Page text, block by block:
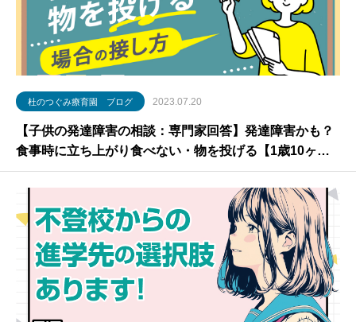
杜のつぐみ療育園 ブログ 2023.07.20
【子供の発達障害の相談：専門家回答】発達障害かも？
食事時に立ち上がり食べない・物を投げる【1歳10ヶ月
の男の子】